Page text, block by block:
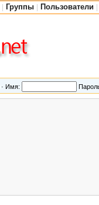
Группы Пользователи
· Имя: